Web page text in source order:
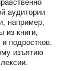
аудитории
например,
из книги,
подростков.
изъятию